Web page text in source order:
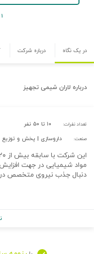
۱ نفر
در یک نگاه درباره شرکت
درباره لاران شیمی تجهیز
تعداد نفرات: ۱۰ تا ۵۰ نفر
صنعت: داروسازی | پخش و توزیع |
مواد شیمیایی در جهت
دنبال جذب نیروی متخصص